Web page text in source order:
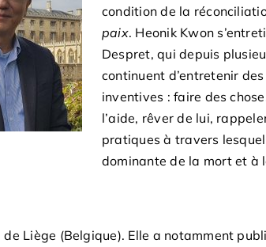
condition de la
paix. Heonik Kwon
Despret, qui depuis
continuent d’entretenir
inventives : faire des
l’aide, rêver de lui,
pratiques à travers
dominante de la mort et à
Liège (Belgique). Elle a notamment